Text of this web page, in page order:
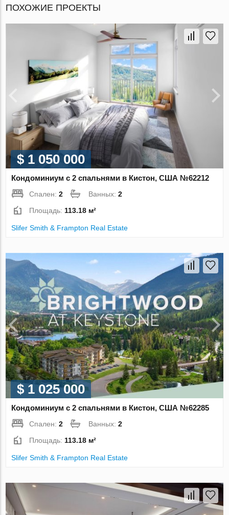
ПОХОЖИЕ ПРОЕКТЫ
$ 1 050 000
Кондоминиум с 2 спальнями в Кистон, США №62212
Спален:2 Ванных:2
Площадь:113.18 м²
Slifer Smith & Frampton Real Estate
$ 1 025 000
Кондоминиум с 2 спальнями в Кистон, США №62285
Спален:2 Ванных:2
Площадь: 113.18 м²
Slifer Smith & Frampton Real Estate